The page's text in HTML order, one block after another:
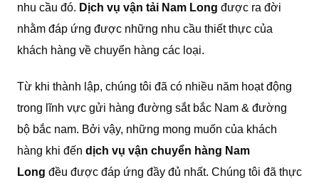
nhu cầu đó. Dịch vụ vận tải Nam Long được ra đời
nhằm đáp ứng được những nhu cầu thiết thực của
khách hàng về chuyển hàng các loại.
Từ khi thành lập, chúng tôi đã có nhiều năm hoạt động
trong lĩnh vực gửi hàng đường sắt bắc Nam & đường
bộ bắc nam. Bởi vậy, những mong muốn của khách
hàng khi đến dịch vụ vận chuyển hàng Nam
Long đều được đáp ứng đầy đủ nhất. Chúng tôi đã thực